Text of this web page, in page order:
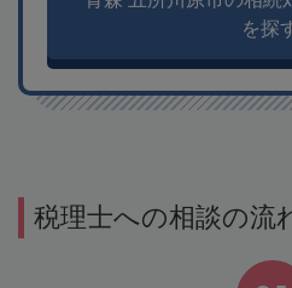
を探
税理士への相談の流